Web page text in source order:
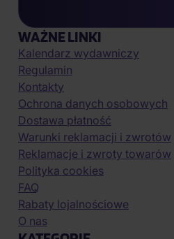
WAŻNE LINKI
Kalendarz wydawniczy
Regulamin
Kontakty
Ochrona danych osobowych
Dostawa płatność
Warunki reklamacji i zwrotów
Reklamacje i zwroty towarów
Polityka cookies
FAQ
Rabaty lojalnościowe
O nas